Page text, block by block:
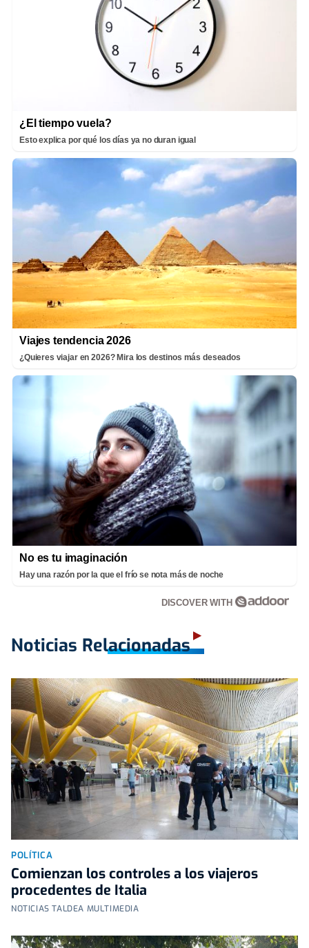
¿El tiempo vuela?
Esto explica por qué los días ya no duran igual
Viajes tendencia 2026
¿Quieres viajar en 2026? Mira los destinos más deseados
No es tu imaginación
Hay una razón por la que el frío se nota más de noche
DISCOVER WITH
Noticias Relacionadas
POLÍTICA
Comienzan los controles a los viajeros
procedentes de Italia
NOTICIAS TALDEA MULTIMEDIA